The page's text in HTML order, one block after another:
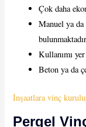
Çok daha
Manuel ya
Kullanımı
Beton ya da
İnşaatlara vinç
Pergel